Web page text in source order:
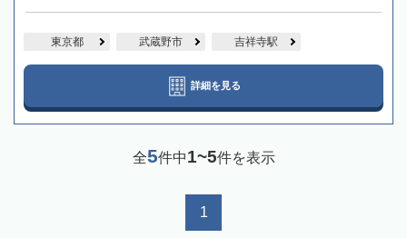
東京都 武蔵野市 吉祥寺駅
詳細を見る
全5件中1~5件を表示
1